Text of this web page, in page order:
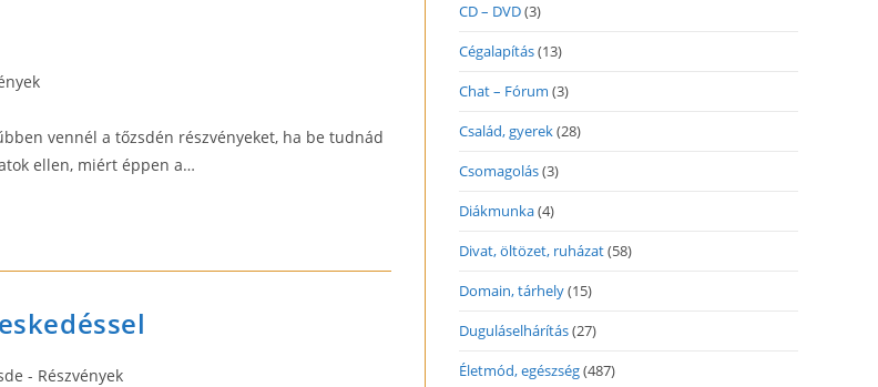
vennél a tőzsdén részvényeket, ha be tudnád
ellen, miért éppen a…
- Részvények
CD – DVD(3)
Cégalapítás(13)
Chat – Fórum (3)
Család, gyerek(28)
Csomagolás(3)
Diákmunka(4)
Divat, öltözet, ruházat(58)
Domain, tárhely(15)
Duguláselhárítás(27)
Életmód, egészség(487)